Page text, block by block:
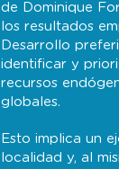
de Dominique
los resultados
Desarrollo
identificar y
recursos
globales.
Esto implica un
localidad y, al